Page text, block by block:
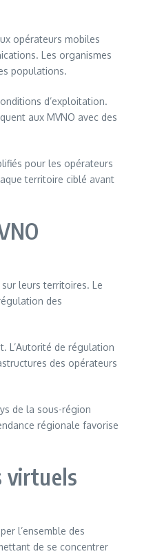
opérateurs mobiles
Les organismes
populations.
d’exploitation.
aux MVNO avec des
pour les opérateurs
territoire ciblé avant
leurs territoires. Le
des
L’Autorité de régulation
des opérateurs
de la sous-région
régionale favorise
virtuels
l’ensemble des
de se concentrer